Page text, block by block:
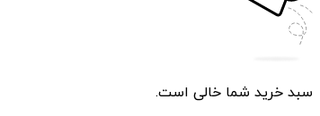
سبد خرید شما خالی است.